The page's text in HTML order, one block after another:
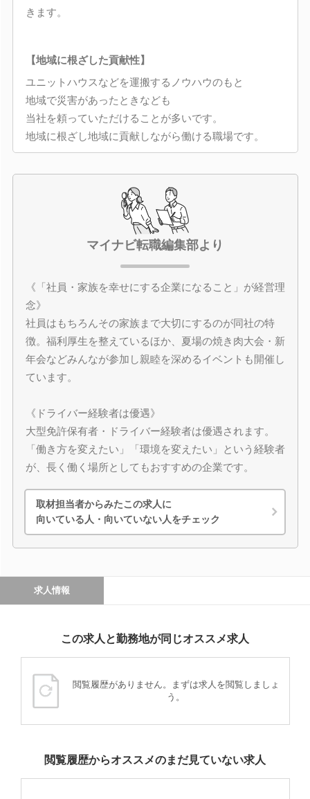
きます。
【地域に根ざした貢献性】
ユニットハウスなどを運搬するノウハウのもと
地域で災害があったときなども
当社を頼っていただけることが多いです。
地域に根ざし地域に貢献しながら働ける職場です。
マイナビ転職編集部より
《「社員・家族を幸せにする企業になること」が経営理
念》
社員はもちろんその家族まで大切にするのが同社の特
徴。福利厚生を整えているほか、夏場の焼き肉大会・新
年会などみんなが参加し親睦を深めるイベントも開催し
ています。
《ドライバー経験者は優遇》
大型免許保有者・ドライバー経験者は優遇されます。
「働き方を変えたい」「環境を変えたい」という経験者
が、長く働く場所としてもおすすめの企業です。
取材担当者からみたこの求人に
向いている人・向いていない人をチェック
求人情報
この求人と勤務地が同じオススメ求人
閲覧履歴がありません。まずは求人を閲覧しましょ
う。
閲覧履歴からオススメのまだ見ていない求人